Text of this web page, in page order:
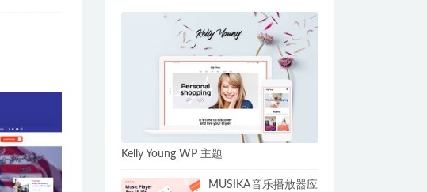
Kelly Young WP 主题
MUSIKA音乐播放器应